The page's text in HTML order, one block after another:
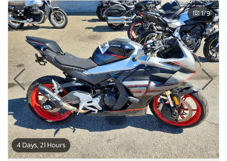
4 Days, 21 Hours
1/9